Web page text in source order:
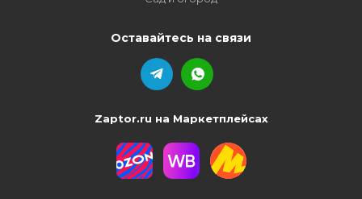
Оставайтесь на связи
Zaptor.ru на Маркетплейсах